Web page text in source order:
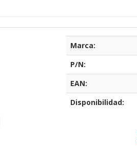
Marca:
P/N:
EAN:
Disponibilidad: